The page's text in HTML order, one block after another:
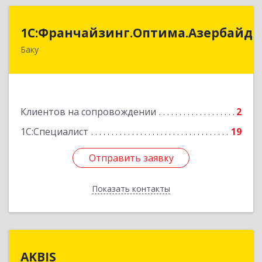
Баку
Клиентов на сопровождении
2
1С:Специалист
19
Отправить заявку
Показать контакты
Отправить заявку
Назад
AKBIS